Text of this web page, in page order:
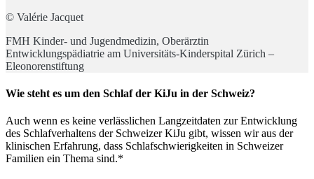
© Valérie Jacquet
FMH Kinder- und Jugendmedizin, Oberärztin
Entwicklungspädiatrie am Universitäts-Kinderspital Zürich –
Eleonorenstiftung
Wie steht es um den Schlaf der KiJu in der Schweiz?
Auch wenn es keine verlässlichen Langzeitdaten zur Entwicklung
des Schlafverhaltens der Schweizer KiJu gibt, wissen wir aus der
klinischen Erfahrung, dass Schlafschwierigkeiten in Schweizer
Familien ein Thema sind.*